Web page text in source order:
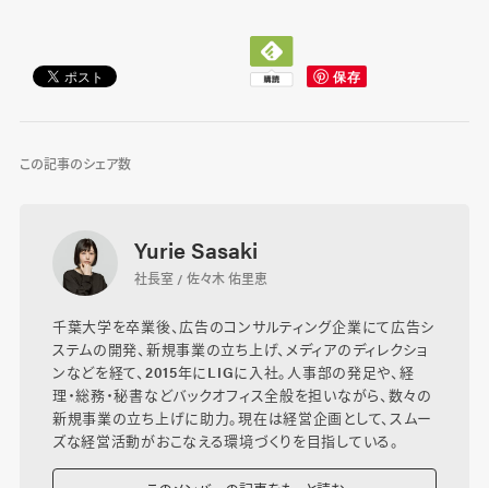
この記事のシェア数
Yurie Sasaki
社長室 / 佐々木 佑里恵
千葉大学を卒業後、広告のコンサルティング企業にて広告シ
ステムの開発、新規事業の立ち上げ、メディアのディレクショ
ンなどを経て、2015年にLIGに入社。人事部の発足や、経
理・総務・秘書などバックオフィス全般を担いながら、数々の
新規事業の立ち上げに助力。現在は経営企画として、スムー
ズな経営活動がおこなえる環境づくりを目指している。